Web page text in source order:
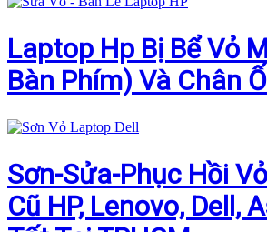
Laptop Hp Bị Bể Vỏ
Bàn Phím) Và Chân
Sơn-Sửa-Phục Hồi
Cũ HP, Lenovo, Dell,